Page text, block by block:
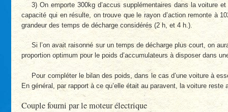
3) On emporte 300kg d’accus supplémentaires dans la voiture
capacité qui en résulte, on trouve que le rayon d’action remonte à
grandeur des temps de décharge considérés (2 h, et 4 h.).
Si l’on avait raisonné sur un temps de décharge plus court, on
proportion optimum pour le poids d’accumulateurs à disposer dans
Pour compléter le bilan des poids, dans le cas d’une voiture à
En général, par rapport à ce qu’elle était au paravent, la voiture reste
Couple fourni par le moteur électrique